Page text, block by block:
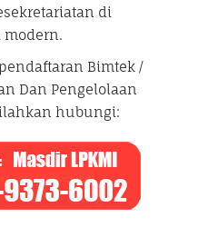
di
modern.
Bimtek /
Dan Pengelolaan
hubungi: